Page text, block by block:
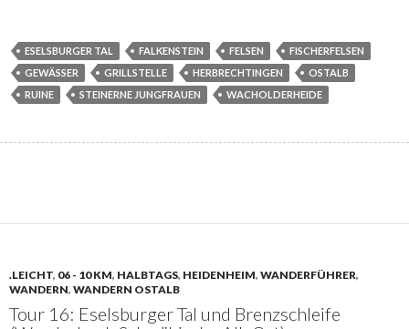
ESELSBURGER TAL FALKENSTEIN FELSEN
FISCHERFELSEN
GEWÄSSER
GRILLSTELLE HERBRECHTINGEN
OSTALB
RUINE
STEINERNE JUNGFRAUEN WACHOLDERHEIDE
.LEICHT, 06 - 10 KM, HALBTAGS, HEIDENHEIM, WANDERFÜHRER,
WANDERN, WANDERN OSTALB
Tour 16: Eselsburger Tal und Brenzschleife